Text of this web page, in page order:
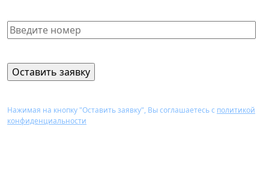
Нажимая на кнопку "Оставить заявку", Вы соглашаетесь с политикой
конфиденциальности